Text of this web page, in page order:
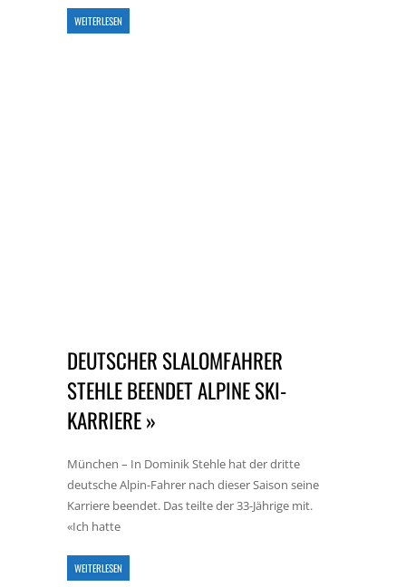
WEITERLESEN
DEUTSCHER SLALOMFAHRER
STEHLE BEENDET ALPINE SKI-
KARRIERE »
München – In Dominik Stehle hat der dritte
deutsche Alpin-Fahrer nach dieser Saison seine
Karriere beendet. Das teilte der 33-Jährige mit.
«Ich hatte
WEITERLESEN